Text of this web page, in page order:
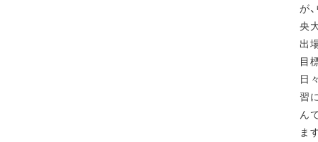
が
央
出
目
日
習
ん
ま